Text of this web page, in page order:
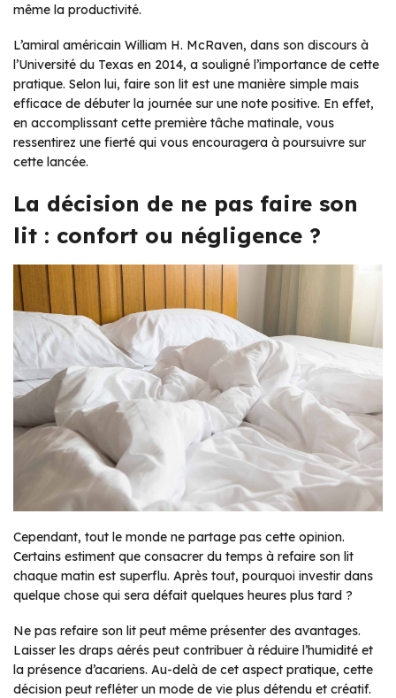
même la productivité.
L’amiral américain William H. McRaven, dans son discours à
l’Université du Texas en 2014, a souligné l’importance de cette
pratique. Selon lui, faire son lit est une manière simple mais
efficace de débuter la journée sur une note positive. En effet,
en accomplissant cette première tâche matinale, vous
ressentirez une fierté qui vous encouragera à poursuivre sur
cette lancée.
La décision de ne pas faire son
lit : confort ou négligence ?
Cependant, tout le monde ne partage pas cette opinion.
Certains estiment que consacrer du temps à refaire son lit
chaque matin est superflu. Après tout, pourquoi investir dans
quelque chose qui sera défait quelques heures plus tard ?
Ne pas refaire son lit peut même présenter des avantages.
Laisser les draps aérés peut contribuer à réduire l’humidité et
la présence d’acariens. Au-delà de cet aspect pratique, cette
décision peut refléter un mode de vie plus détendu et créatif.